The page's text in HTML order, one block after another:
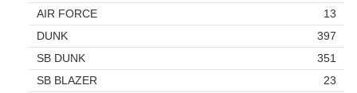
AIR FORCE
13
DUNK
397
SB DUNK
351
SB BLAZER
23